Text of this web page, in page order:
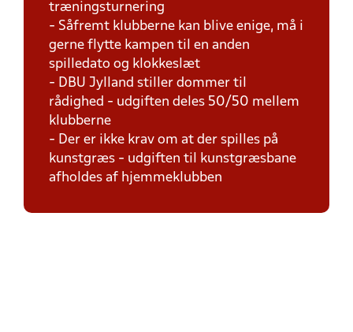
træningsturnering
- Såfremt klubberne kan blive enige, må i
gerne flytte kampen til en anden
spilledato og klokkeslæt
- DBU Jylland stiller dommer til
rådighed - udgiften deles 50/50 mellem
klubberne
- Der er ikke krav om at der spilles på
kunstgræs - udgiften til kunstgræsbane
afholdes af hjemmeklubben